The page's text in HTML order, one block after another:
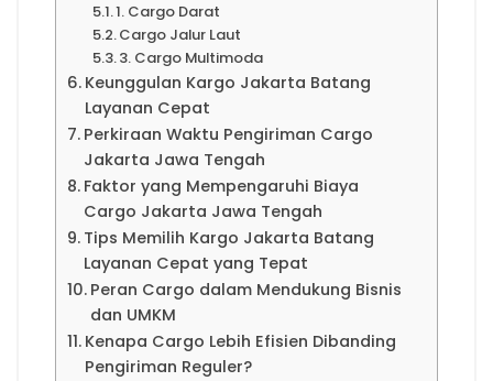
1. Cargo Darat
Cargo Jalur Laut
3. Cargo Multimoda
Keunggulan Kargo Jakarta Batang
Layanan Cepat
Perkiraan Waktu Pengiriman Cargo
Jakarta Jawa Tengah
Faktor yang Mempengaruhi Biaya
Cargo Jakarta Jawa Tengah
Tips Memilih Kargo Jakarta Batang
Layanan Cepat yang Tepat
Peran Cargo dalam Mendukung Bisnis
dan UMKM
Kenapa Cargo Lebih Efisien Dibanding
Pengiriman Reguler?